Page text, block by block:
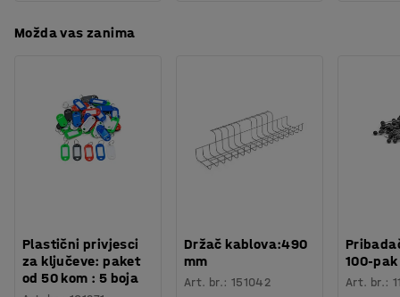
Možda vas zanima
Plastični privjesci
za ključeve: paket
od 50 kom : 5 boja
Držač kablova:490
mm
Art. br.: 151042
100-pak
Art. br.: